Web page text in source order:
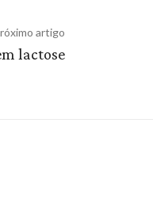
artigo
lactose